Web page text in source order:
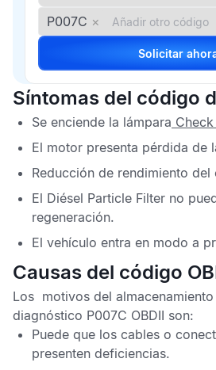
P007C ×
Solicitar
Síntomas del código
Se enciende la lámpara
El motor presenta pérdida de
Reducción de rendimiento del
El Diésel Particle Filter no
regeneración.
El vehículo entra en modo a
Causas del código
Los motivos del almacenamiento
diagnóstico P007C OBDII son:
Puede que los cables o
presenten deficiencias.